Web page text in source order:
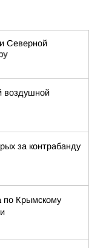
Северной
воздушной
за контрабанду
по Крымскому